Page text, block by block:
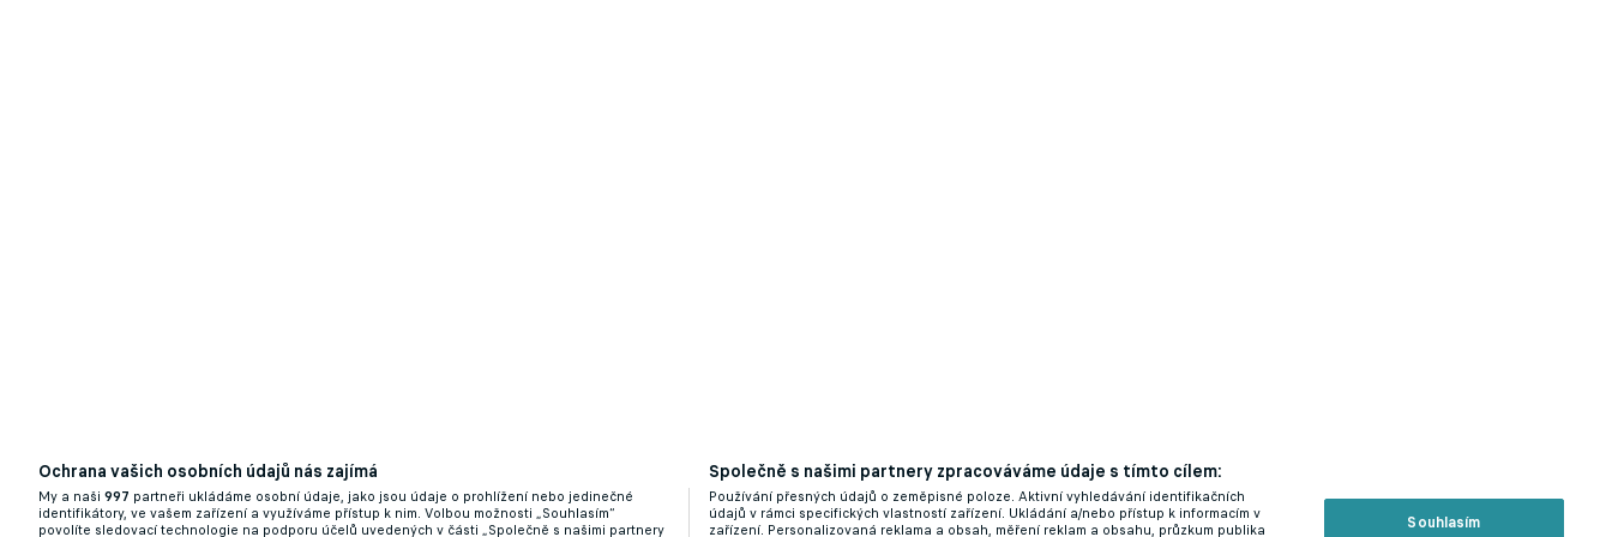
Ochrana vašich osobních údajů nás zajímá
My a naši 997 partneři ukládáme osobní údaje, jako jsou údaje o prohlížení nebo jedinečné
identifikátory, ve vašem zařízení a využíváme přístup k nim. Volbou možnosti „Souhlasím“
povolíte sledovací technologie na podporu účelů uvedených v části „Společně s našimi partnery
Společně s našimi partnery zpracováváme údaje s tímto cílem:
Používání přesných údajů o zeměpisné poloze. Aktivní vyhledávání identifikačních
údajů v rámci specifických vlastností zařízení. Ukládání a/nebo přístup k informacím v
zařízení. Personalizovaná reklama a obsah, měření reklam a obsahu, průzkum publika
Souhlasím